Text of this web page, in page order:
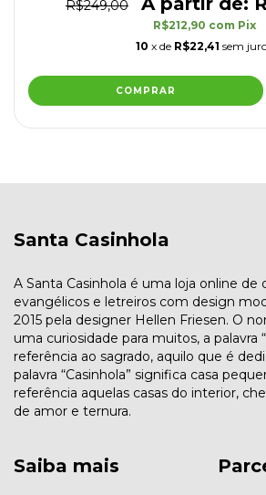
R$249,00
R$212,90 com Pix
10 x de R$22,41 sem
COMPRAR
Santa Casinhola
A Santa Casinhola é uma loja online de
evangélicos e letreiros com design
2015 pela designer Hellen Friesen. O
uma curiosidade para muitos, a palavra
referência ao sagrado, aquilo que é
palavra “Casinhola” significa casa
referência aquelas casas do interior,
de amor e ternura.
Saiba mais